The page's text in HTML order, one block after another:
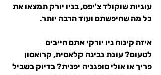
עוגיות שוקולד צ'יפס, בניו יורק תמצאו את
כל מה שחיפשתם ועוד הרבה יותר.
איזה קינוח ניו יורקי אתם חייבים
לטעום? עוגת גבינה קלאסית, קרואסון
פריך או אולי סופגניה יפנית? בדיוק בשביל